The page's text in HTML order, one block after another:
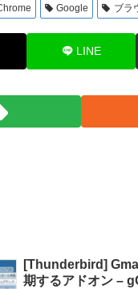
Google ブラ
LINE
[Thunderbird]
期するアドオン –